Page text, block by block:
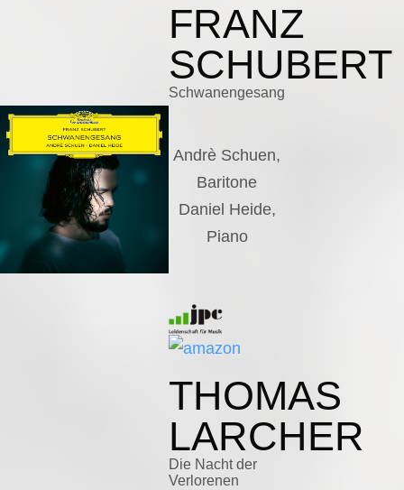
FRANZ
SCHUBERT
Schwanengesang
Andrè Schuen,
Baritone
Daniel Heide,
Piano
THOMAS
LARCHER
Die Nacht der
Verlorenen